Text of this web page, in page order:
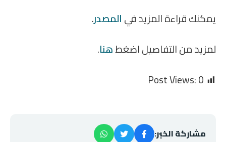
يمكنك قراءة المزيد فيالمصدر.
لمزيد من التفاصيل اضغطهنا.
Post Views:0
مشاركة الخبر: